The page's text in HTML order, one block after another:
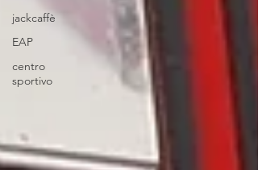
jackcaffè
EAP
centro
sportivo